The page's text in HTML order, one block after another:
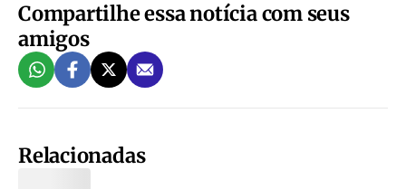
Compartilhe essa notícia com seus
amigos
Relacionadas